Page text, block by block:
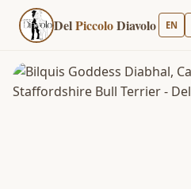
DelPiccoloDiavolo EN